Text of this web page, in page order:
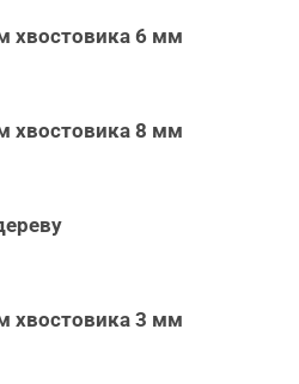
хвостовика 6 мм
хвостовика 8 мм
хвостовика 3 мм